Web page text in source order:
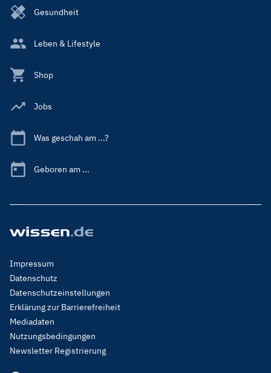
Gesundheit
Leben & Lifestyle
Shop
Jobs
Was geschah am ...?
Geboren am ...
Footer
Menu
Legal
Impressum
Datenschutz
Datenschutzeinstellungen
Erklärung zur Barrierefreiheit
Mediadaten
Nutzungsbedingungen
Newsletter Registrierung